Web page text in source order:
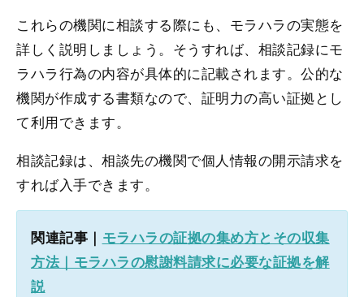
これらの機関に相談する際にも、モラハラの実態を
詳しく説明しましょう。そうすれば、相談記録にモ
ラハラ行為の内容が具体的に記載されます。公的な
機関が作成する書類なので、証明力の高い証拠とし
て利用できます。
相談記録は、相談先の機関で個人情報の開示請求を
すれば入手できます。
関連記事｜ モラハラの証拠の集め方とその収集
方法｜モラハラの慰謝料請求に必要な証拠を解
説